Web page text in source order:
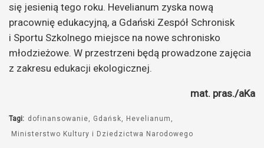
się jesienią tego roku. Hevelianum zyska nową
pracownię edukacyjną, a Gdański Zespół Schronisk
i Sportu Szkolnego miejsce na nowe schronisko
młodzieżowe. W przestrzeni będą prowadzone zajęcia
z zakresu edukacji ekologicznej.
mat. pras./aKa
Tagi: dofinansowanie Gdańsk
Hevelianum
Ministerstwo Kultury i Dziedzictwa Narodowego